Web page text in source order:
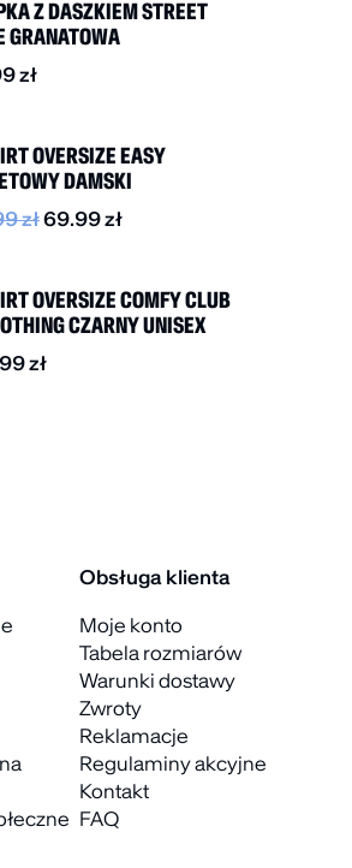
Z DASZKIEM STREET
GRANATOWA
zł
OVERSIZE EASY
DAMSKI
zł69.99zł
OVERSIZE COMFY CLUB
CZARNY UNISEX
zł
Obsługa klienta
Moje konto
Tabela rozmiarów
Warunki dostawy
Zwroty
Reklamacje
Regulaminy akcyjne
Kontakt
FAQ